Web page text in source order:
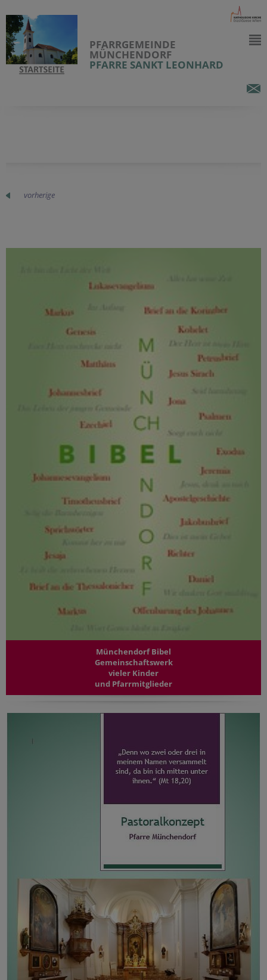
PFARRGEMEINDE
MÜNCHENDORF
PFARRE SANKT LEONHARD
vorherige
Münchendorf Bibel
Gemeinschaftswerk
vieler Kinder
und Pfarrmitglieder